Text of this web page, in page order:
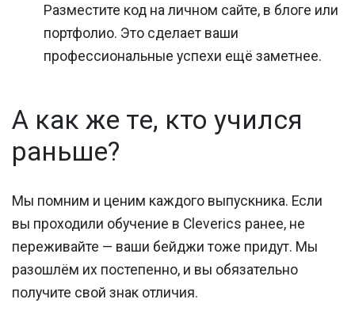
Разместите код на личном сайте, в блоге или
портфолио. Это сделает ваши
профессиональные успехи ещё заметнее.
А как же те, кто учился
раньше?
Мы помним и ценим каждого выпускника. Если
вы проходили обучение в Cleverics ранее, не
переживайте — ваши бейджи тоже придут. Мы
разошлём их постепенно, и вы обязательно
получите свой знак отличия.